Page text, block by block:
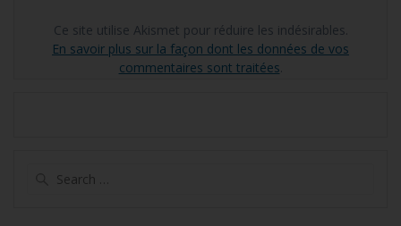
Ce site utilise Akismet pour réduire les indésirables.
En savoir plus sur la façon dont les données de vos
commentaires sont traitées.